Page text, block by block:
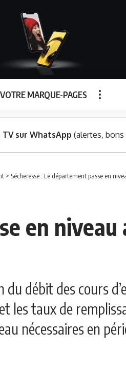
VOTRE MARQUE-PAGES
sur WhatsApp (alertes, bons
> Sécheresse : Le département passe en
en
débit des cours
les taux de
nécessaires en